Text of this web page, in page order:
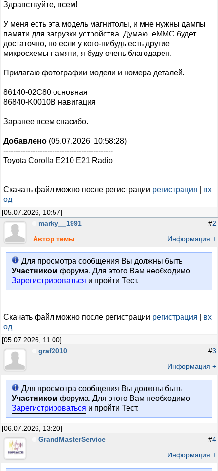
Здравствуйте, всем!
У меня есть эта модель магнитолы, и мне нужны дампы
памяти для загрузки устройства. Думаю, eMMC будет
достаточно, но если у кого-нибудь есть другие
микросхемы памяти, я буду очень благодарен.
Прилагаю фотографии модели и номера деталей.
86140-02C80 основная
86840-K0010B навигация
Заранее всем спасибо.
Добавлено (05.07.2026, 10:58:28)
---------------------------------------------
Toyota Corolla E210 E21 Radio
Скачать файл можно после регистрации регистрация
вх
од
[05.07.2026, 10:57]
marky__1991
Автор темы
#2
Информация +
Для просмотра сообщения Вы должны быть
Участником форума. Для этого Вам необходимо
Зарегистрироваться и пройти Тест.
Скачать файл можно после регистрации регистрация
вх
од
[05.07.2026, 11:00]
graf2010
#3
Информация +
Для просмотра сообщения Вы должны быть
Участником форума. Для этого Вам необходимо
Зарегистрироваться и пройти Тест.
[06.07.2026, 13:20]
GrandMasterService
#4
Информация +